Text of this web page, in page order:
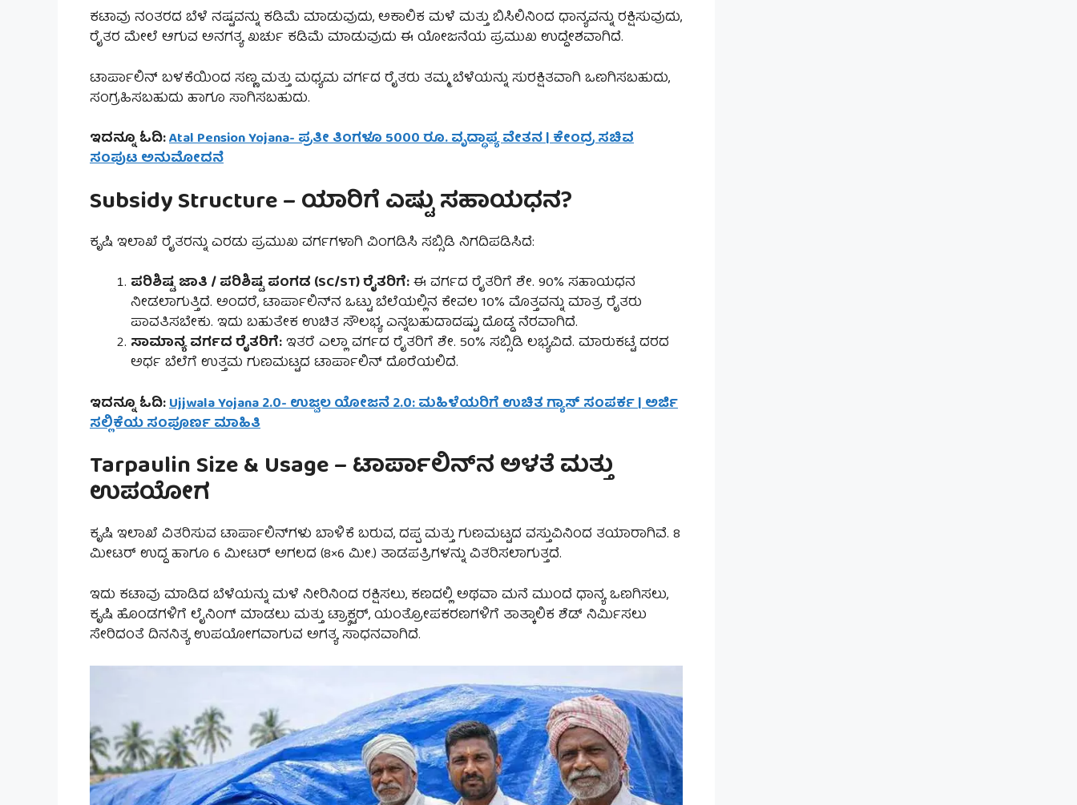
ಕಟಾವು ನಂತರದ ಬೆಳೆ ನಷ್ಟವನ್ನು ಕಡಿಮೆ ಮಾಡುವುದು, ಅಕಾಲಿಕ ಮಳೆ ಮತ್ತು ಬಿಸಿಲಿನಿಂದ ಧಾನ್ಯವನ್ನು ರಕ್ಷಿಸುವುದು,
ರೈತರ ಮೇಲೆ ಆಗುವ ಅನಗತ್ಯ ಖರ್ಚು ಕಡಿಮೆ ಮಾಡುವುದು ಈ ಯೋಜನೆಯ ಪ್ರಮುಖ ಉದ್ದೇಶವಾಗಿದೆ.
ಟಾರ್ಪಾಲಿನ್ ಬಳಕೆಯಿಂದ ಸಣ್ಣ ಮತ್ತು ಮಧ್ಯಮ ವರ್ಗದ ರೈತರು ತಮ್ಮ ಬೆಳೆಯನ್ನು ಸುರಕ್ಷಿತವಾಗಿ ಒಣಗಿಸಬಹುದು,
ಸಂಗ್ರಹಿಸಬಹುದು ಹಾಗೂ ಸಾಗಿಸಬಹುದು.
ಇದನ್ನೂ ಓದಿ:Atal Pension Yojana- ಪ್ರತೀ ತಿಂಗಳೂ 5000 ರೂ. ವೃದ್ಧಾಪ್ಯ ವೇತನ | ಕೇಂದ್ರ ಸಚಿವ
ಸಂಪುಟ ಅನುಮೋದನೆ
Subsidy Structure – ಯಾರಿಗೆ ಎಷ್ಟು ಸಹಾಯಧನ?
ಕೃಷಿ ಇಲಾಖೆ ರೈತರನ್ನು ಎರಡು ಪ್ರಮುಖ ವರ್ಗಗಳಾಗಿ ವಿಂಗಡಿಸಿ ಸಬ್ಸಿಡಿ ನಿಗದಿಪಡಿಸಿದೆ:
ಪರಿಶಿಷ್ಟ ಜಾತಿ / ಪರಿಶಿಷ್ಟ ಪಂಗಡ (SC/ST) ರೈತರಿಗೆ:ಈ ವರ್ಗದ ರೈತರಿಗೆ ಶೇ. 90% ಸಹಾಯಧನ
ನೀಡಲಾಗುತ್ತಿದೆ. ಅಂದರೆ, ಟಾರ್ಪಾಲಿನ್‌ನ ಒಟ್ಟು ಬೆಲೆಯಲ್ಲಿನ ಕೇವಲ 10% ಮೊತ್ತವನ್ನು ಮಾತ್ರ ರೈತರು
ಪಾವತಿಸಬೇಕು. ಇದು ಬಹುತೇಕ ಉಚಿತ ಸೌಲಭ್ಯ ಎನ್ನಬಹುದಾದಷ್ಟು ದೊಡ್ಡ ನೆರವಾಗಿದೆ.
ಸಾಮಾನ್ಯ ವರ್ಗದ ರೈತರಿಗೆ:ಇತರೆ ಎಲ್ಲಾ ವರ್ಗದ ರೈತರಿಗೆ ಶೇ. 50% ಸಬ್ಸಿಡಿ ಲಭ್ಯವಿದೆ. ಮಾರುಕಟ್ಟೆ ದರದ
ಅರ್ಧ ಬೆಲೆಗೆ ಉತ್ತಮ ಗುಣಮಟ್ಟದ ಟಾರ್ಪಾಲಿನ್ ದೊರೆಯಲಿದೆ.
ಇದನ್ನೂ ಓದಿ:Ujjwala Yojana 2.0- ಉಜ್ವಲ ಯೋಜನೆ 2.0: ಮಹಿಳೆಯರಿಗೆ ಉಚಿತ ಗ್ಯಾಸ್ ಸಂಪರ್ಕ | ಅರ್ಜಿ
ಸಲ್ಲಿಕೆಯ ಸಂಪೂರ್ಣ ಮಾಹಿತಿ
Tarpaulin Size & Usage – ಟಾರ್ಪಾಲಿನ್‌ನ ಅಳತೆ ಮತ್ತು
ಉಪಯೋಗ
ಕೃಷಿ ಇಲಾಖೆ ವಿತರಿಸುವ ಟಾರ್ಪಾಲಿನ್‌ಗಳು ಬಾಳಿಕೆ ಬರುವ, ದಪ್ಪ ಮತ್ತು ಗುಣಮಟ್ಟದ ವಸ್ತುವಿನಿಂದ ತಯಾರಾಗಿವೆ. 8
ಮೀಟರ್ ಉದ್ದ ಹಾಗೂ 6 ಮೀಟರ್ ಅಗಲದ (8×6 ಮೀ.) ತಾಡಪತ್ರಿಗಳನ್ನು ವಿತರಿಸಲಾಗುತ್ತದೆ.
ಇದು ಕಟಾವು ಮಾಡಿದ ಬೆಳೆಯನ್ನು ಮಳೆ ನೀರಿನಿಂದ ರಕ್ಷಿಸಲು, ಕಣದಲ್ಲಿ ಅಥವಾ ಮನೆ ಮುಂದೆ ಧಾನ್ಯ ಒಣಗಿಸಲು,
ಕೃಷಿ ಹೊಂಡಗಳಿಗೆ ಲೈನಿಂಗ್ ಮಾಡಲು ಮತ್ತು ಟ್ರ‍್ಯಾಕ್ಟರ್, ಯಂತ್ರೋಪಕರಣಗಳಿಗೆ ತಾತ್ಕಾಲಿಕ ಶೆಡ್ ನಿರ್ಮಿಸಲು
ಸೇರಿದಂತೆ ದಿನನಿತ್ಯ ಉಪಯೋಗವಾಗುವ ಅಗತ್ಯ ಸಾಧನವಾಗಿದೆ.